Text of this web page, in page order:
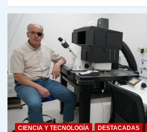
CIENCIA Y TECNOLOGÍA DESTACADAS